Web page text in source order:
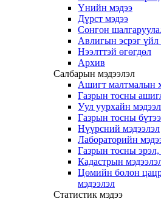
Үнийн мэдээ
Дүрст мэдээ
Сонгон
Авлигын эсрэг үйл
Нээлттэй өгөгдөл
Архив
Салбарын мэдээлэл
Ашигт малтмалын
Газрын тосны
Уул уурхайн
Газрын тосны
Нүүрсний мэдээлэл
Лабораторийн
Газрын тосны
Кадастрын
Цөмийн болон
мэдээлэл
Статистик мэдээ